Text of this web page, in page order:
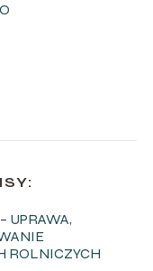
UPRAWA,
ROLNICZYCH